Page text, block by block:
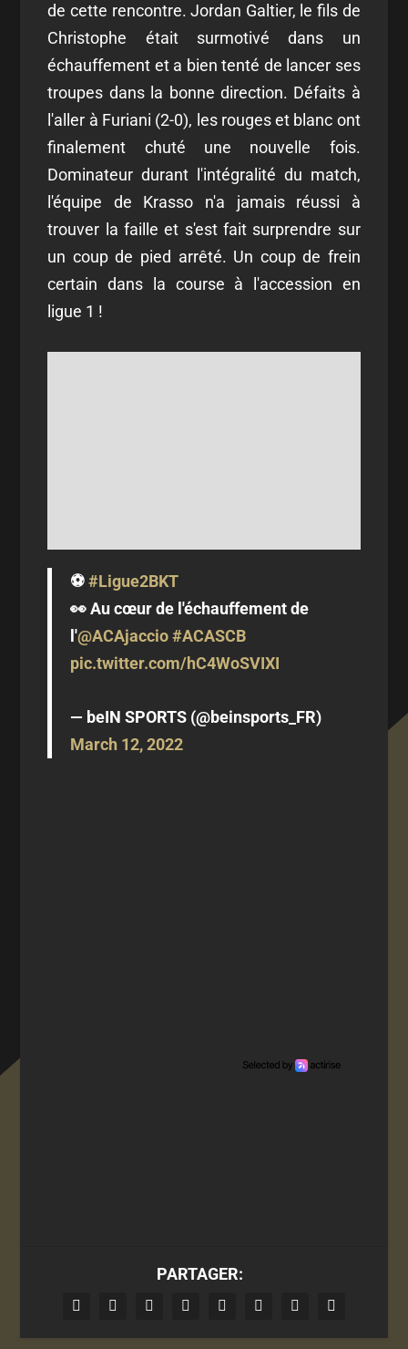
de cette rencontre. Jordan Galtier, le fils de
Christophe était surmotivé dans un
échauffement et a bien tenté de lancer ses
troupes dans la bonne direction. Défaits à
l'aller à Furiani (2-0), les rouges et blanc ont
finalement chuté une nouvelle fois.
Dominateur durant l'intégralité du match,
l'équipe de Krasso n'a jamais réussi à
trouver la faille et s'est fait surprendre sur
un coup de pied arrêté. Un coup de frein
certain dans la course à l'accession en
ligue 1 !
⚽️#Ligue2BKT
👀 Au cœur de l'échauffement de
l'@ACAjaccio #ACASCB
pic.twitter.com/hC4WoSVIXI
— beIN SPORTS (@beinsports_FR)
March 12, 2022
PARTAGER: